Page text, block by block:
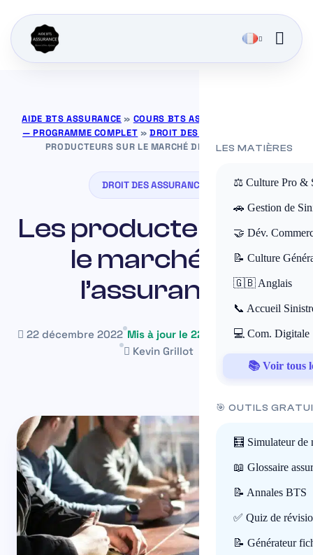
LES MATIÈRES
⚖️ Culture Pro &
🚗 Gestion de
🤝 Dév.
📝 Culture
🇬🇧 Anglais
📞 Accueil
💻 Com. Digitale
📚 Voir tous
🎯 OUTILS
🧮 Simulateur de
📖 Glossaire
📝 Annales BTS
✅ Quiz de
📝 Générateur
AIDE BTS ASSURANCE » COURS BTS ASSURANCE GRATUITS
— PROGRAMME COMPLET »DROIT DES ASSURANCES
PRODUCTEURS SUR LE MARCHÉ DE L’ASSURANCE
DROIT DES ASSURANCES
Les producteurs sur
le marché de
l’assurance
22 décembre 2022 Mis à jour le 22 mai 2026 ~14 min
Kevin Grillot